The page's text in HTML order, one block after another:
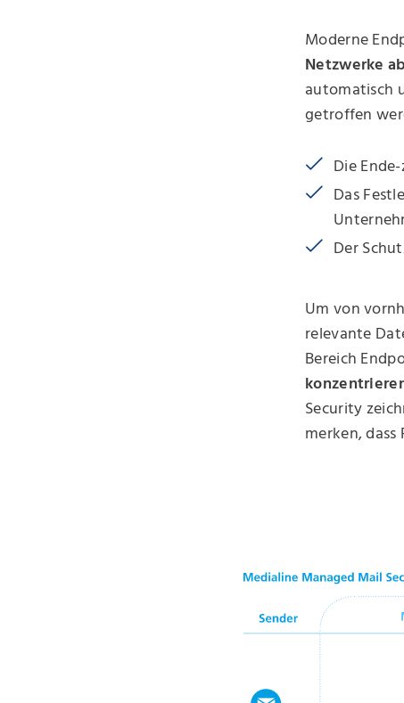
Moderne
Netzwerke
automatisch
getroffen
Die
Das
Der
Um von
relevante
Bereich
Security
merken,